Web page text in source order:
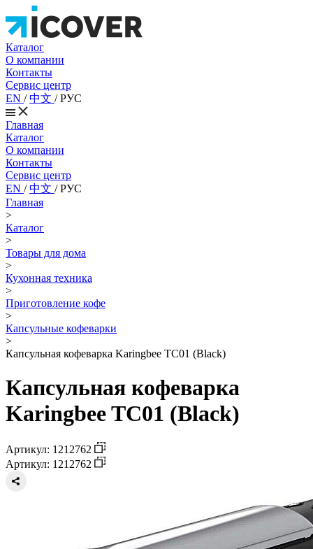
Каталог
О компании
Контакты
Сервис центр
EN /中文 /РУС
Главная
Каталог
О компании
Контакты
Сервис центр
EN /中文 /РУС
Главная
>
Каталог
>
Товары для дома
>
Кухонная техника
>
Приготовление кофе
>
Капсульные кофеварки
>
Капсульная кофеварка Karingbee TC01 (Black)
Капсульная кофеварка
Karingbee TC01 (Black)
Артикул: 1212762
Артикул: 1212762